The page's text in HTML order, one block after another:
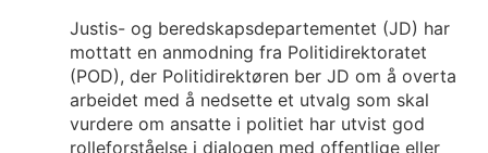
Justis- og beredskapsdepartementet (JD) har
mottatt en anmodning fra Politidirektoratet
(POD), der Politidirektøren ber JD om å overta
arbeidet med å nedsette et utvalg som skal
vurdere om ansatte i politiet har utvist god
rolleforståelse i dialogen med offentlige eller